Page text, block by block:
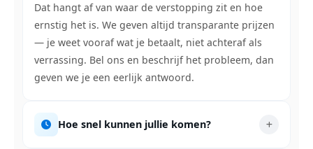
Dat hangt af van waar de verstopping zit en hoe
ernstig het is. We geven altijd transparante prijzen
— je weet vooraf wat je betaalt, niet achteraf als
verrassing. Bel ons en beschrijf het probleem, dan
geven we je een eerlijk antwoord.
Hoe snel kunnen jullie komen?